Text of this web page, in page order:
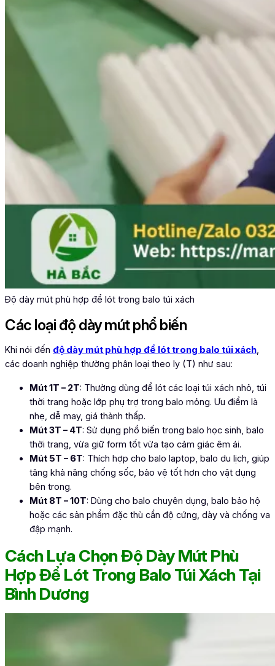
Độ dày mút phù hợp để lót trong balo túi xách
Các loại độ dày mút phổ biến
Khi nói đến độ dày mút phù hợp để lót trong balo túi xách,
các doanh nghiệp thường phân loại theo ly (T) như sau:
Mút 1T – 2T: Thường dùng để lót các loại túi xách nhỏ, túi
thời trang hoặc lớp phụ trợ trong balo mỏng. Ưu điểm là
nhẹ, dễ may, giá thành thấp.
Mút 3T – 4T: Sử dụng phổ biến trong balo học sinh, balo
thời trang, vừa giữ form tốt vừa tạo cảm giác êm ái.
Mút 5T – 6T: Thích hợp cho balo laptop, balo du lịch, giúp
tăng khả năng chống sốc, bảo vệ tốt hơn cho vật dụng
bên trong.
Mút 8T – 10T: Dùng cho balo chuyên dụng, balo bảo hộ
hoặc các sản phẩm đặc thù cần độ cứng, dày và chống va
đập mạnh.
Cách Lựa Chọn Độ Dày Mút Phù
Hợp Để Lót Trong Balo Túi Xách Tại
Bình Dương